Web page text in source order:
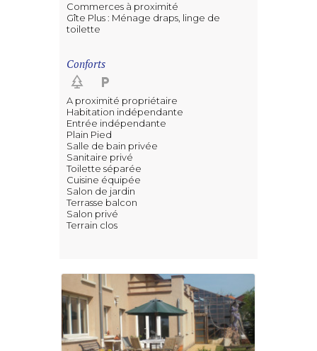
Commerces à proximité
Gîte Plus : Ménage draps, linge de
toilette
Conforts
A proximité propriétaire
Habitation indépendante
Entrée indépendante
Plain Pied
Salle de bain privée
Sanitaire privé
Toilette séparée
Cuisine équipée
Salon de jardin
Terrasse balcon
Salon privé
Terrain clos